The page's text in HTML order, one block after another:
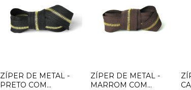
ZÍPER DE METAL -
PRETO COM
ZÍPER DE METAL -
MARROM COM